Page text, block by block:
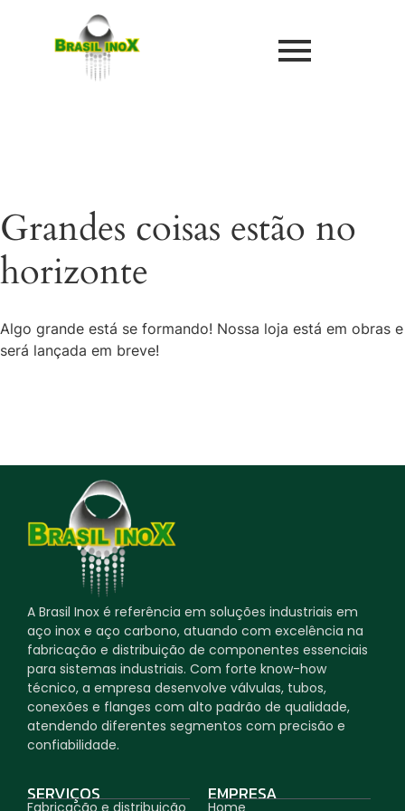
Grandes coisas estão no
horizonte
Algo grande está se formando! Nossa loja está em obras e
será lançada em breve!
A Brasil Inox é referência em soluções industriais em
aço inox e aço carbono, atuando com excelência na
fabricação e distribuição de componentes essenciais
para sistemas industriais. Com forte know-how
técnico, a empresa desenvolve válvulas, tubos,
conexões e flanges com alto padrão de qualidade,
atendendo diferentes segmentos com precisão e
confiabilidade.
SERVIÇOS
Fabricação e distribuição
EMPRESA
Home